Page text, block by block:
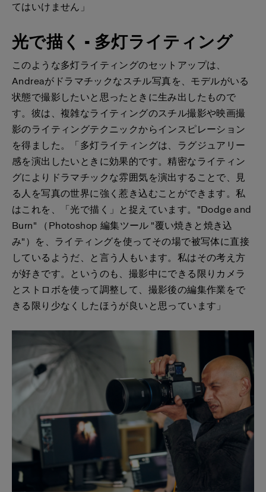
てはいけません」
光で描く - 多灯ライティング
このような多灯ライティングのセットアップは、
Andreaがドラマチックなスチル写真を、モデルがいる
状態で撮影したいと思ったときに生み出したもので
す。彼は、複雑なライティングのスチル撮影や映画撮
影のライティングテクニックからインスピレーション
を得ました。「多灯ライティングは、ラグジュアリー
感を演出したいときに効果的です。精密なライティン
グによりドラマチックな雰囲気を演出することで、見
る人を写真の世界に強く惹き込むことができます。私
はこれを、「光で描く」と捉えています。"Dodge and
Burn" （Photoshop 編集ツール "覆い焼きと焼き込
み"）を、ライティングを使ってその場で被写体に直接
しているようだ、と言う人もいます。私はその考え方
が好きです。というのも、撮影中にできる限りカメラ
とストロボを使って調整して、撮影後の編集作業をで
きる限り少なくしたほうが良いと思っています」